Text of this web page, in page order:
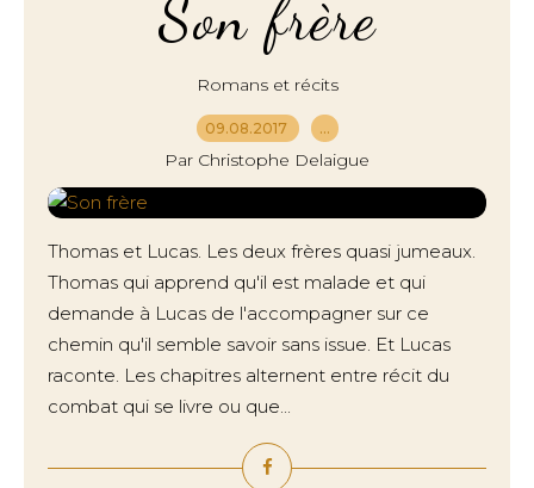
Son frère
Romans et récits
09.08.2017 …
Par Christophe Delaigue
Thomas et Lucas. Les deux frères quasi jumeaux.
Thomas qui apprend qu'il est malade et qui
demande à Lucas de l'accompagner sur ce
chemin qu'il semble savoir sans issue. Et Lucas
raconte. Les chapitres alternent entre récit du
combat qui se livre ou que...